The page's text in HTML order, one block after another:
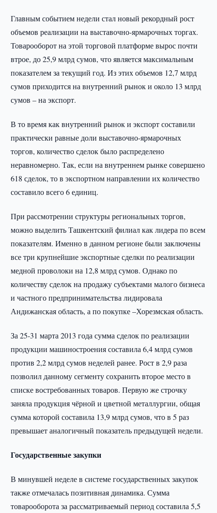
Главным событием недели стал новый рекордный рост
объемов реализации на выставочно-ярмарочных торгах.
Товарооборот на этой торговой платформе вырос почти
втрое, до 25,9 млрд сумов, что является максимальным
показателем за текущий год. Из этих объемов 12,7 млрд
сумов приходится на внутренний рынок и около 13 млрд
сумов – на экспорт.
В то время как внутренний рынок и экспорт составили
практически равные доли выставочно-ярмарочных
торгов, количество сделок было распределено
неравномерно. Так, если на внутреннем рынке совершено
618 сделок, то в экспортном направлении их количество
составило всего 6 единиц.
При рассмотрении структуры региональных торгов,
можно выделить Ташкентский филиал как лидера по всем
показателям. Именно в данном регионе были заключены
все три крупнейшие экспортные сделки по реализации
медной проволоки на 12,8 млрд сумов. Однако по
количеству сделок на продажу субъектами малого бизнеса
и частного предпринимательства лидировала
Андижанская область, а по покупке –Хорезмская область.
За 25-31 марта 2013 года сумма сделок по реализации
продукции машиностроения составила 6,4 млрд сумов
против 2,2 млрд сумов неделей ранее. Рост в 2,9 раза
позволил данному сегменту сохранить второе место в
списке востребованных товаров. Первую же строчку
заняла продукция чёрной и цветной металлургии, общая
сумма которой составила 13,9 млрд сумов, что в 5 раз
превышает аналогичный показатель предыдущей недели.
Государственные закупки
В минувшей неделе в системе государственных закупок
также отмечалась позитивная динамика. Сумма
товарооборота за рассматриваемый период составила 5,5